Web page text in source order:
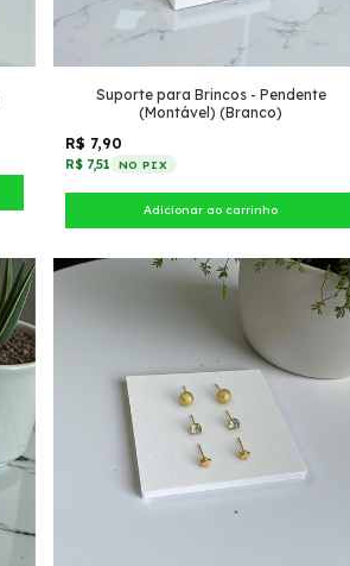
Suporte para Brincos - Pendente
(Montável) (Branco)
R$ 7,90
R$ 7,51 NO PIX